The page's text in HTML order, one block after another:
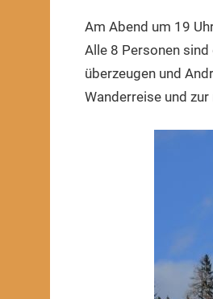
Am Abend um 19
Alle 8 Personen
überzeugen und
Wanderreise und